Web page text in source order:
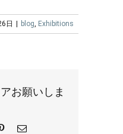
日 | blog, Exhibitions
お願いしま
Pinterest
電